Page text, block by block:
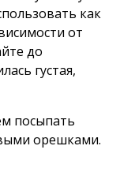
как
от
до
густая,
посыпать
орешками.